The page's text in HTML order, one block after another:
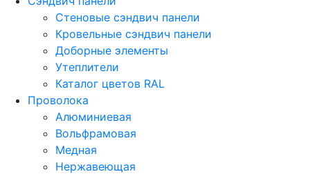
Стеновые сэндвич панели
Кровельные сэндвич панели
Доборные элементы
Утеплители
Каталог цветов RAL
Проволока
Алюминиевая
Вольфрамовая
Медная
Нержавеющая